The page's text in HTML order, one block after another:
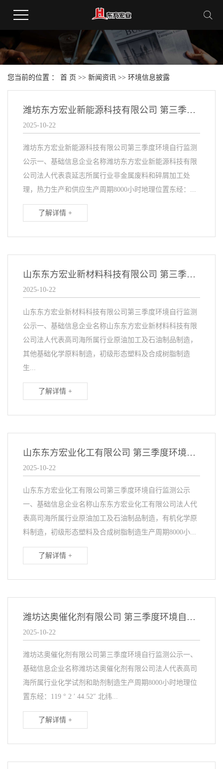
您当前的位置 ： 首 页 >> 新闻资讯 >> 环境信息披露
潍坊东方宏业新能源科技有限公司 第三季度环境自行监测公示
2025-10-22
潍坊东方宏业新能源科技有限公司第三季度环境自行监测
公示一、基础信息企业名称潍坊东方宏业新能源科技有限
公司法人代表袁延志所属行业非金属废料和碎屑加工处
理，热力生产和供应生产周期8000小时地理位置东经：...
了解详情 +
山东东方宏业新材料科技有限公司 第三季度环境自行监测公示
2025-10-22
山东东方宏业新材料科技有限公司第三季度环境自行监测
公示一、基础信息企业名称山东东方宏业新材料科技有限
公司法人代表高司海所属行业原油加工及石油制品制造，
其他基础化学原料制造，初级形态塑料及合成树脂制造
生...
了解详情 +
山东东方宏业化工有限公司 第三季度环境自行监测公示
2025-10-22
山东东方宏业化工有限公司第三季度环境自行监测公示
一、基础信息企业名称山东东方宏业化工有限公司法人代
表高司海所属行业原油加工及石油制品制造，有机化学原
料制造，初级形态塑料及合成树脂制造生产周期8000小...
了解详情 +
潍坊达奥催化剂有限公司 第三季度环境自行监测公示
2025-10-22
潍坊达奥催化剂有限公司第三季度环境自行监测公示一、
基础信息企业名称潍坊达奥催化剂有限公司法人代表高司
海所属行业化学试剂和助剂制造生产周期8000小时地理位
置东经：119 ° 2 ′ 44.52″ 北纬...
了解详情 +